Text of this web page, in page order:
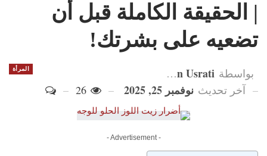
| الحقيقة الكاملة قبل أن
تضعيه على بشرتك!
المرأة بواسطة Hanan Usrati
آخر تحديث نوفمبر 25, 2025
- Advertisement -